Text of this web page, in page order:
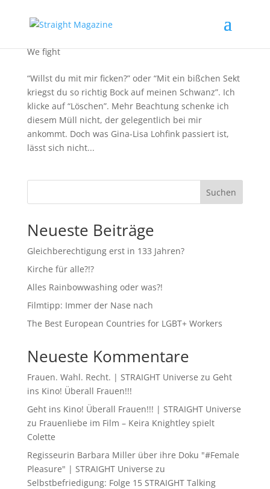
We fight
“Willst du mit mir ficken?” oder “Mit ein bißchen Sekt
kriegst du so richtig Bock auf meinen Schwanz”. Ich
klicke auf “Löschen”. Mehr Beachtung schenke ich
diesem Müll nicht, der gelegentlich bei mir
ankommt. Doch was Gina-Lisa Lohfink passiert ist,
lässt sich nicht...
Suchen
Neueste Beiträge
Gleichberechtigung erst in 133 Jahren?
Kirche für alle?!?
Alles Rainbowwashing oder was?!
Filmtipp: Immer der Nase nach
The Best European Countries for LGBT+ Workers
Neueste Kommentare
Frauen. Wahl. Recht. | STRAIGHT Universe zu Geht
ins Kino! Überall Frauen!!!
Geht ins Kino! Überall Frauen!!! | STRAIGHT Universe
zu Frauenliebe im Film – Keira Knightley spielt
Colette
Regisseurin Barbara Miller über ihre Doku "#Female
Pleasure" | STRAIGHT Universe zu
Selbstbefriedigung: Folge 15 STRAIGHT Talking